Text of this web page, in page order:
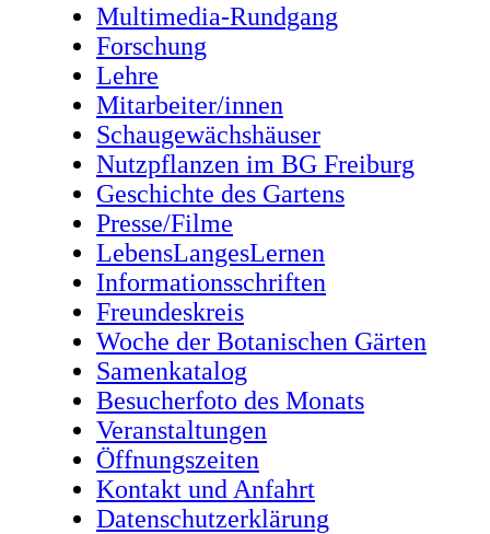
Multimedia-Rundgang
Forschung
Lehre
Mitarbeiter/innen
Schaugewächshäuser
Nutzpflanzen im BG Freiburg
Geschichte des Gartens
Presse/Filme
LebensLangesLernen
Informationsschriften
Freundeskreis
Woche der Botanischen Gärten
Samenkatalog
Besucherfoto des Monats
Veranstaltungen
Öffnungszeiten
Kontakt und Anfahrt
Datenschutzerklärung